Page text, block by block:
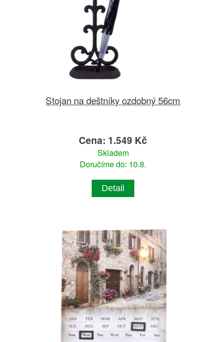
Stojan na deštníky ozdobný 56cm
Cena: 1.549 Kč
Skladem
Doručíme do: 10.8.
Detail